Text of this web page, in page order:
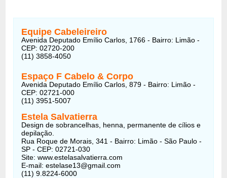
Equipe Cabeleireiro
Avenida Deputado Emílio Carlos, 1766 - Bairro: Limão -
CEP: 02720-200
(11) 3858-4050
Espaço F Cabelo & Corpo
Avenida Deputado Emílio Carlos, 879 - Bairro: Limão -
CEP: 02721-000
(11) 3951-5007
Estela Salvatierra
Design de sobrancelhas, henna, permanente de cílios e
depilação.
Rua Roque de Morais, 341 - Bairro: Limão - São Paulo -
SP - CEP: 02721-030
Site: www.estelasalvatierra.com
E-mail: estelase13@gmail.com
(11) 9.8224-6000